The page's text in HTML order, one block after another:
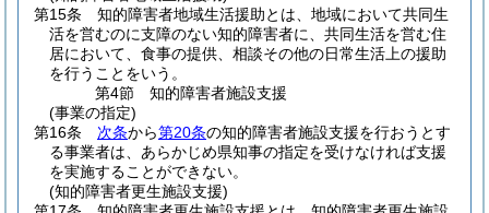
第15条
知的障害者地域生活援助とは、地域において共同生
活を営むのに支障のない知的障害者に、共同生活を営む住
居において、食事の提供、相談その他の日常生活上の援助
を行うことをいう。
第4節
知的障害者施設支援
(事業の指定)
第16条
次条から第20条の知的障害者施設支援を行おうとす
る事業者は、あらかじめ県知事の指定を受けなければ支援
を実施することができない。
(知的障害者更生施設支援)